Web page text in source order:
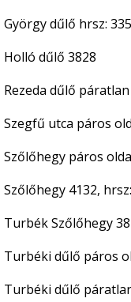
dűlő hrsz:
Holló dűlő 3828
dűlő
Szegfű utca páros
Szőlőhegy páros
4132,
Turbék Szőlőhegy
Turbéki dűlő páros
Turbéki dűlő